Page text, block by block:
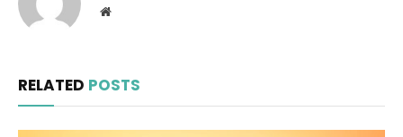
Website
RELATED POSTS